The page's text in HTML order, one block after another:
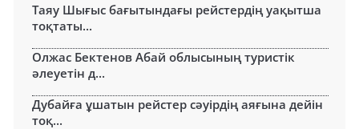
Таяу Шығыс бағытындағы рейстердің уақытша
тоқтаты...
Олжас Бектенов Абай облысының туристік
әлеуетін д...
Дубайға ұшатын рейстер сәуірдің аяғына дейін
тоқ...